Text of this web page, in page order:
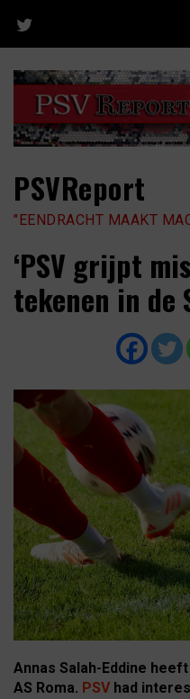
content
PSVReport
"EENDRACHT MAAKT
‘PSV grijpt
tekenen in de
Annas Salah-Eddine
AS Roma. PSV had